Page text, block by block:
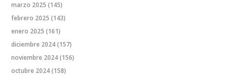
marzo 2025 (145)
febrero 2025 (143)
enero 2025 (161)
diciembre 2024(157)
noviembre 2024(156)
octubre 2024(158)